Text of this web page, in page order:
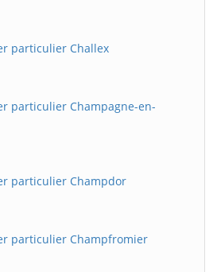
particulier Challex
particulier Champagne-en-
particulier Champdor
particulier Champfromier